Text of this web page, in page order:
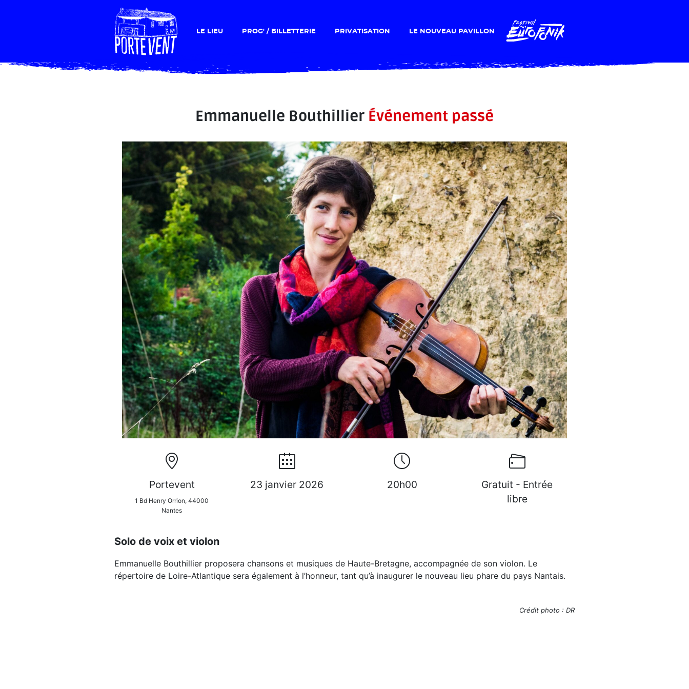
LE LIEU PROG' / BILLETTERIE PRIVATISATION LE NOUVEAU PAVILLON
Emmanuelle Bouthillier Événement passé
Portevent
1 Bd Henry Orrion, 44000
Nantes
23 janvier 2026 20h00
Gratuit - Entrée
libre
Solo de voix et violon
Emmanuelle Bouthillier proposera chansons et musiques de Haute-Bretagne, accompagnée de son violon. Le
répertoire de Loire-Atlantique sera également à l’honneur, tant qu’à inaugurer le nouveau lieu phare du pays Nantais.
Crédit photo : DR